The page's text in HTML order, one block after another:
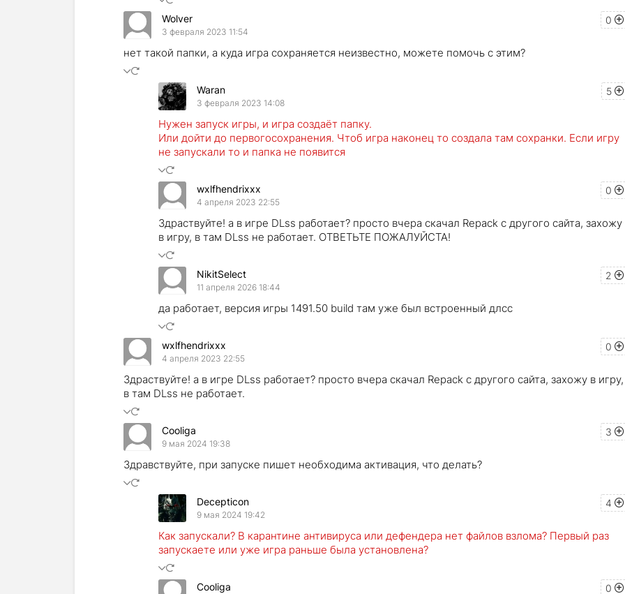
0
Wolver
3 февраля 2023 11:54
нет такой папки, а куда игра сохраняется неизвестно, можете помочь с этим?
5
Waran
3 февраля 2023 14:08
Нужен запуск игры, и игра создаёт папку.
Или дойти до первогосохранения. Чтоб игра наконец то создала там сохранки. Если игру
не запускали то и папка не появится
0
wxlfhendrixxx
4 апреля 2023 22:55
Здраствуйте! а в игре DLss работает? просто вчера скачал Repack с другого сайта, захожу
в игру, в там DLss не работает. ОТВЕТЬТЕ ПОЖАЛУЙСТА!
2
NikitSelect
11 апреля 2026 18:44
да работает, версия игры 1491.50 build там уже был встроенный длсс
0
wxlfhendrixxx
4 апреля 2023 22:55
Здраствуйте! а в игре DLss работает? просто вчера скачал Repack с другого сайта, захожу в игру,
в там DLss не работает.
3
Cooliga
9 мая 2024 19:38
Здравствуйте, при запуске пишет необходима активация, что делать?
4
Decepticon
9 мая 2024 19:42
Как запускали? В карантине антивируса или дефендера нет файлов взлома? Первый раз
запускаете или уже игра раньше была установлена?
0
Cooliga